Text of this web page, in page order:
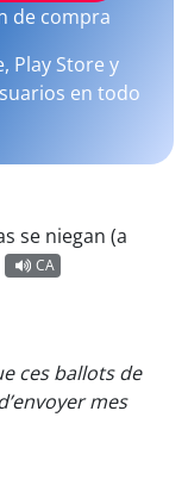
de compra
Play Store y
en todo
se niegan (a
CA
ces ballots de
mes